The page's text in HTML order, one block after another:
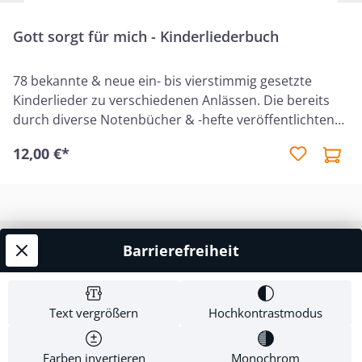
Gott sorgt für mich - Kinderliederbuch
78 bekannte & neue ein- bis vierstimmig gesetzte
Kinderlieder zu verschiedenen Anlässen. Die bereits
durch diverse Notenbücher & -hefte veröffentlichten
neu!
12,00 €*
Service-Hotline
Shop Service
Informationen
Text vergrößern Hochkontrastmodus
Farben invertieren Monochrom
Barrierefreiheit